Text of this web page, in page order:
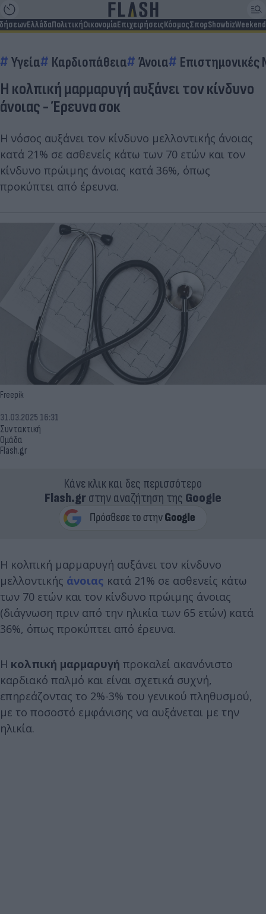
ΕλλάδαΠολιτικήΟικονομίαΕπιχειρήσειςΚόσμοςΣπορShowbizWeekend
Υγεία Καρδιοπάθεια Άνοια Επιστημονικές
Η κολπική μαρμαρυγή αυξάνει τον κίνδυνο
άνοιας - Έρευνα σοκ
Η νόσος αυξάνει τον κίνδυνο μελλοντικής άνοιας
κατά 21% σε ασθενείς κάτω των 70 ετών και τον
κίνδυνο πρώιμης άνοιας κατά 36%, όπως
προκύπτει από έρευνα.
Freepik
Συντακτική
Ομάδα
Flash.gr
31.03.2025 16:31
Κάνε κλικ και δες περισσότερο
Flash.grστην αναζήτηση της Google
Η κολπική μαρμαρυγή αυξάνει τον κίνδυνο
μελλοντικής άνοιας κατά 21% σε ασθενείς κάτω
των 70 ετών και τον κίνδυνο πρώιμης άνοιας
(διάγνωση πριν από την ηλικία των 65 ετών) κατά
36%, όπως προκύπτει από έρευνα.
Η κολπική μαρμαρυγή προκαλεί ακανόνιστο
καρδιακό παλμό και είναι σχετικά συχνή,
επηρεάζοντας το 2%-3% του γενικού πληθυσμού,
με το ποσοστό εμφάνισης να αυξάνεται με την
ηλικία.